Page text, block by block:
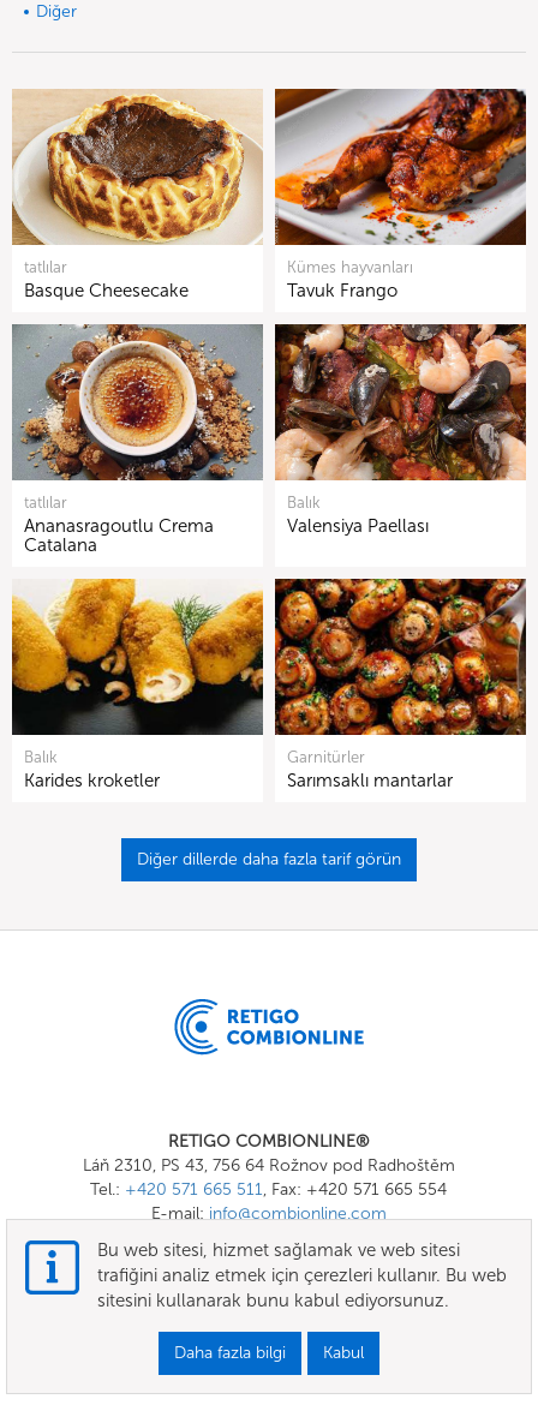
Diğer
tatlılar
Basque Cheesecake
Kümes hayvanları
Tavuk Frango
tatlılar
Ananasragoutlu Crema
Catalana
Balık
Valensiya Paellası
Balık
Karides kroketler
Garnitürler
Sarımsaklı mantarlar
Diğer dillerde daha fazla tarif görün
RETIGO COMBIONLINE®
Láň 2310, PS 43, 756 64 Rožnov pod Radhoštěm
Tel.: +420 571 665 511, Fax: +420 571 665 554
E-mail: info@combionline.com
OnlineMenu
ŞARTLAR VE KOŞULLAR
Bu web sitesi, hizmet sağlamak ve web sitesi
trafiğini analiz etmek için çerezleri kullanır. Bu web
sitesini kullanarak bunu kabul ediyorsunuz.
Daha fazla bilgi Kabul